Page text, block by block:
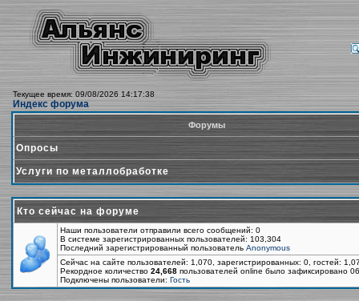
Текущее время: 09/08/2026 14:17:38
Индекс форума
Форумы
Опросы
Услуги по металлобработке
Кто сейчас на форуме
Наши пользователи отправили всего сообщений: 0
В системе зарегистрированных пользователей: 103,304
Последний зарегистрированный пользователь Anonymous
Сейчас на сайте пользователей: 1,070, зарегистрированных: 0, гостей:
Рекордное количество 24,668 пользователей online было зафиксировано
Подключены пользователи: Гость